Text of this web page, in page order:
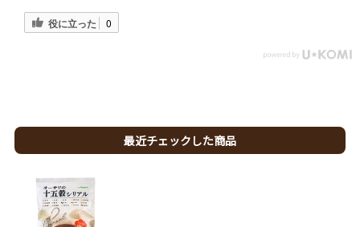
役に立った 0
最近チェックした商品